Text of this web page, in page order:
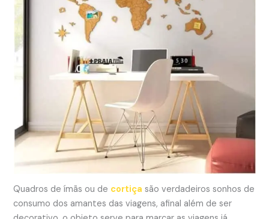
Quadros de ímãs ou de cortiça são verdadeiros sonhos de
consumo dos amantes das viagens, afinal além de ser